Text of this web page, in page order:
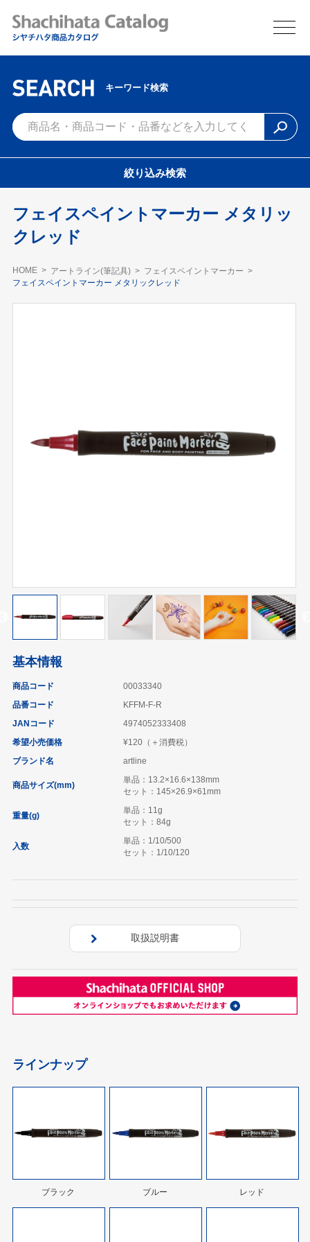
キーワード検索
絞り込み検索
フェイスペイントマーカー メタリッ
クレッド
HOME アートライン(筆記具)
フェイスペイントマーカー
フェイスペイントマーカー メタリックレッド
基本情報
商品コード
00033340
品番コード
KFFM-F-R
JANコード
4974052333408
希望小売価格
¥120（＋消費税）
ブランド名
artline
商品サイズ(mm)
単品：13.2×16.6×138mm
セット：145×26.9×61mm
重量(g)
単品：11g
セット：84g
入数
単品：1/10/500
セット：1/10/120
取扱説明書
ラインナップ
ブラック ブルー レッド